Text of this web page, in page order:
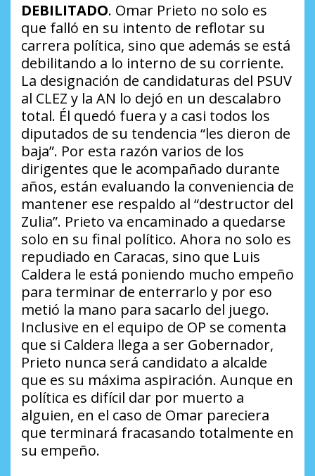
DEBILITADO. Omar Prieto no solo es
que falló en su intento de reflotar su
carrera política, sino que además se está
debilitando a lo interno de su corriente.
La designación de candidaturas del PSUV
al CLEZ y la AN lo dejó en un descalabro
total. Él quedó fuera y a casi todos los
diputados de su tendencia “les dieron de
baja”. Por esta razón varios de los
dirigentes que le acompañado durante
años, están evaluando la conveniencia de
mantener ese respaldo al “destructor del
Zulia”. Prieto va encaminado a quedarse
solo en su final político. Ahora no solo es
repudiado en Caracas, sino que Luis
Caldera le está poniendo mucho empeño
para terminar de enterrarlo y por eso
metió la mano para sacarlo del juego.
Inclusive en el equipo de OP se comenta
que si Caldera llega a ser Gobernador,
Prieto nunca será candidato a alcalde
que es su máxima aspiración. Aunque en
política es difícil dar por muerto a
alguien, en el caso de Omar pareciera
que terminará fracasando totalmente en
su empeño.